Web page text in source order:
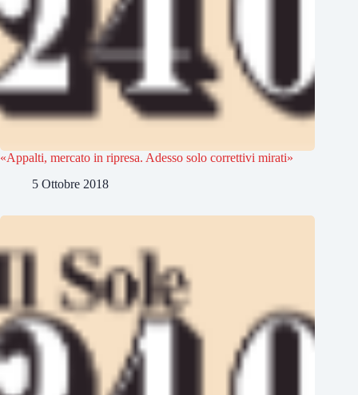
«Appalti, mercato in ripresa. Adesso solo correttivi mirati»
5 Ottobre 2018